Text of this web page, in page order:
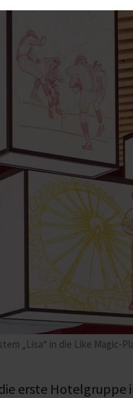
„Lisa“ in die Like
erste Hotelgruppe